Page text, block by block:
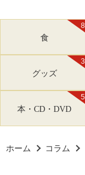
8
食
3
グッズ
5
本・CD・DVD
ホーム コラム